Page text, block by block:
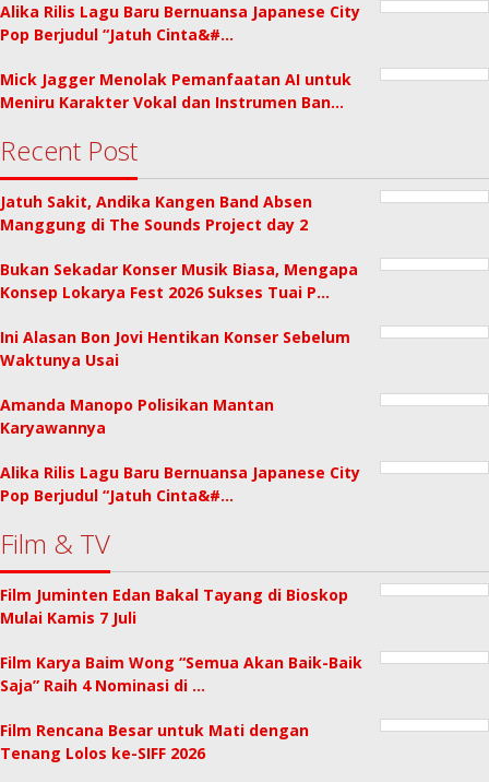
Alika Rilis Lagu Baru Bernuansa Japanese City
Pop Berjudul “Jatuh Cinta&#…
Mick Jagger Menolak Pemanfaatan AI untuk
Meniru Karakter Vokal dan Instrumen Ban…
Recent Post
Jatuh Sakit, Andika Kangen Band Absen
Manggung di The Sounds Project day 2
Bukan Sekadar Konser Musik Biasa, Mengapa
Konsep Lokarya Fest 2026 Sukses Tuai P…
Ini Alasan Bon Jovi Hentikan Konser Sebelum
Waktunya Usai
Amanda Manopo Polisikan Mantan
Karyawannya
Alika Rilis Lagu Baru Bernuansa Japanese City
Pop Berjudul “Jatuh Cinta&#…
Film & TV
Film Juminten Edan Bakal Tayang di Bioskop
Mulai Kamis 7 Juli
Film Karya Baim Wong “Semua Akan Baik-Baik
Saja” Raih 4 Nominasi di …
Film Rencana Besar untuk Mati dengan
Tenang Lolos ke-SIFF 2026